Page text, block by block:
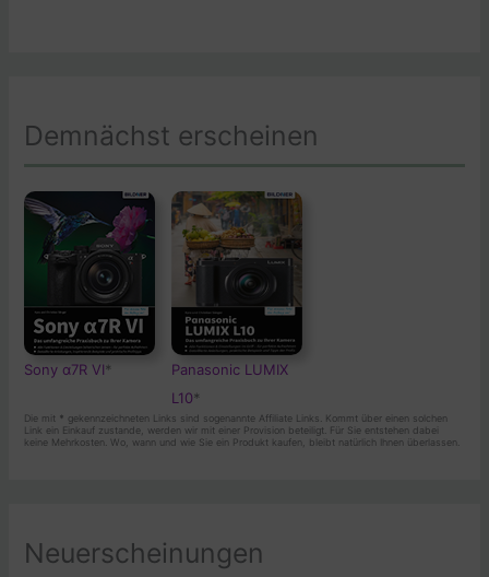
Demnächst erscheinen
Sony α7R VI*
Panasonic LUMIX
L10*
Die mit * gekennzeichneten Links sind sogenannte Affiliate Links. Kommt über einen solchen
Link ein Einkauf zustande, werden wir mit einer Provision beteiligt. Für Sie entstehen dabei
keine Mehrkosten. Wo, wann und wie Sie ein Produkt kaufen, bleibt natürlich Ihnen überlassen.
Neuerscheinungen